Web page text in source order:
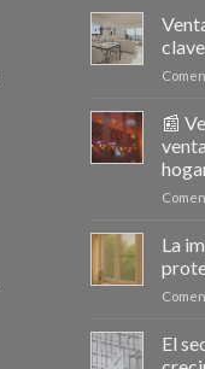
📰
La
El